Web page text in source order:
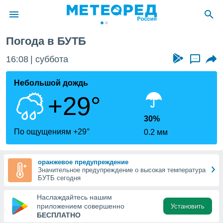
о
Вы можете
к этому
доступ
Погода в БУТБ
16:08 суббота ...
Небольшой дождь
+29°
По ощущениям +29°
30%
0.2 мм
оранжевое предупреждение
Значительное предупреждение о высокая температура
БУТБ сегодня
Наслаждайтесь нашим
приложением совершенно
БЕСПЛАТНО
Установить